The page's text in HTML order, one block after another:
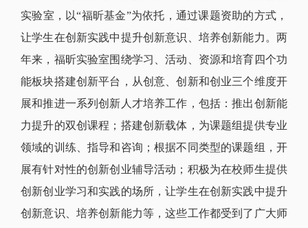
实验室，以“福昕基金”为依托，通过课题资助的方式，
让学生在创新实践中提升创新意识、培养创新能力。 两
年来，福昕实验室围绕学习、活动、资源和培育四个功
能板块搭建创新平台，从创意、创新和创业三个维度开
展和推进一系列创新人才培养工作，包括：推出创新能
力提升的双创课程；搭建创新载体，为课题组提供专业
领域的训练、指导和咨询；根据不同类型的课题组，开
展有针对性的创新创业辅导活动；积极为在校师生提供
创新创业学习和实践的场所，让学生在创新实践中提升
创新意识、培养创新能力等，这些工作都受到了广大师